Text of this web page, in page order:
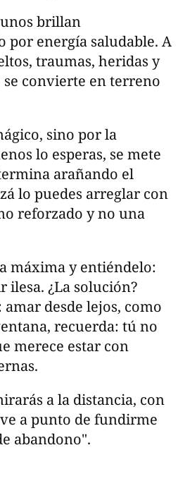
brillan
por energía saludable. A
traumas, heridas y
convierte en terreno
sino por la
lo esperas, se mete
arañando el
lo puedes arreglar con
reforzado y no una
máxima y entiéndelo:
ilesa. ¿La solución?
desde lejos, como
recuerda: tú no
merece estar con
a la distancia, con
a punto de fundirme
abandono".